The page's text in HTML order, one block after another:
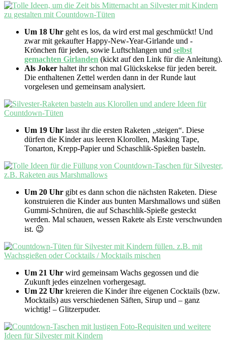
Um 18 Uhr geht es los, da wird erst mal geschmückt! Und
zwar mit gekaufter Happy-New-Year-Girlande und -
Krönchen für jeden, sowie Luftschlangen und selbst
gemachten Girlanden (kickt auf den Link für die Anleitung).
Als Joker haltet ihr schon mal Glückskekse für jeden bereit.
Die enthaltenen Zettel werden dann in der Runde laut
vorgelesen und gemeinsam analysiert.
Um 19 Uhr lasst ihr die ersten Raketen „steigen“. Diese
dürfen die Kinder aus leeren Klorollen, Masking Tape,
Tonarton, Krepp-Papier und Schaschlik-Spießen basteln.
Um 20 Uhr gibt es dann schon die nächsten Raketen. Diese
konstruieren die Kinder aus bunten Marshmallows und süßen
Gummi-Schnüren, die auf Schaschlik-Spieße gesteckt
werden. Mal schauen, wessen Rakete als Erste verschwunden
ist. 😉
Um 21 Uhr wird gemeinsam Wachs gegossen und die
Zukunft jedes einzelnen vorhergesagt.
Um 22 Uhr kreieren die Kinder ihre eigenen Cocktails (bzw.
Mocktails) aus verschiedenen Säften, Sirup und – ganz
wichtig! – Glitzerpuder.